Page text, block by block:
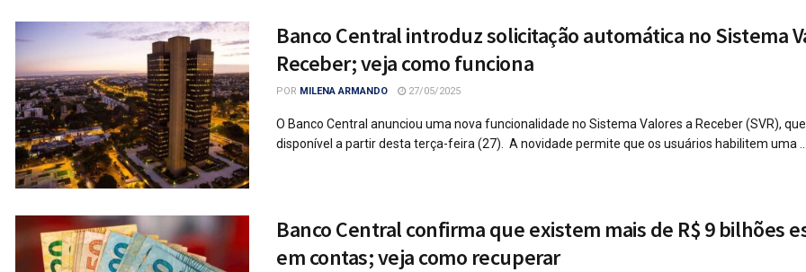
Banco Central introduz solicitação automática no Sistema
Receber; veja como funciona
POR MILENA ARMANDO 27/05/2025
O Banco Central anunciou uma nova funcionalidade no Sistema Valores a Receber (SVR),
disponível a partir desta terça-feira (27). A novidade permite que os usuários habilitem uma ...
Banco Central confirma que existem mais de R$ 9 bilhões
em contas; veja como recuperar